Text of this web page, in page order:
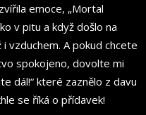
emoce, „Mortal
v pitu a když došlo na
i vzduchem. A pokud chcete
spokojeno, dovolte mi
dál!“ které zaznělo z davu
se říká o přídavek!